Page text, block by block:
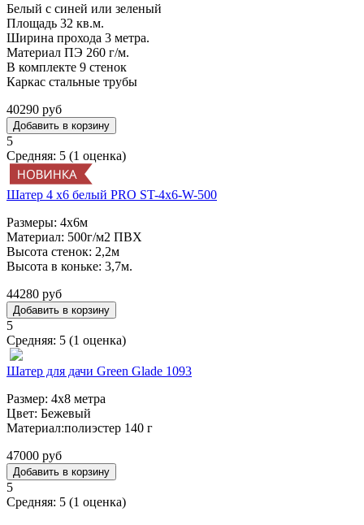
Белый с синей или зеленый
Площадь 32 кв.м.
Ширина прохода 3 метра.
Материал ПЭ 260 г/м.
В комплекте 9 стенок
Каркас стальные трубы
40290 руб
5
Средняя: 5 (1 оценка)
Шатер 4 x6 белый PRO ST-4x6-W-500
Размеры: 4х6м
Материал: 500г/м2 ПВХ
Высота стенок: 2,2м
Высота в коньке: 3,7м.
44280 руб
5
Средняя: 5 (1 оценка)
Шатер для дачи Green Glade 1093
Размер: 4х8 метра
Цвет: Бежевый
Материал:полиэстер 140 г
47000 руб
5
Средняя: 5 (1 оценка)